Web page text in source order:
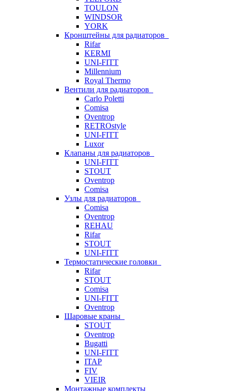
TOULON
WINDSOR
YORK
Кронштейны для радиаторов
Rifar
KERMI
UNI-FITT
Millennium
Royal Thermo
Вентили для радиаторов
Carlo Poletti
Comisa
Oventrop
RETROstyle
UNI-FITT
Luxor
Клапаны для радиаторов
UNI-FITT
STOUT
Oventrop
Comisa
Узлы для радиаторов
Comisa
Oventrop
REHAU
Rifar
STOUT
UNI-FITT
Термостатические головки
Rifar
STOUT
Comisa
UNI-FITT
Oventrop
Шаровые краны
STOUT
Oventrop
Bugatti
UNI-FITT
ITAP
FIV
VIEIR
Монтажные комплекты